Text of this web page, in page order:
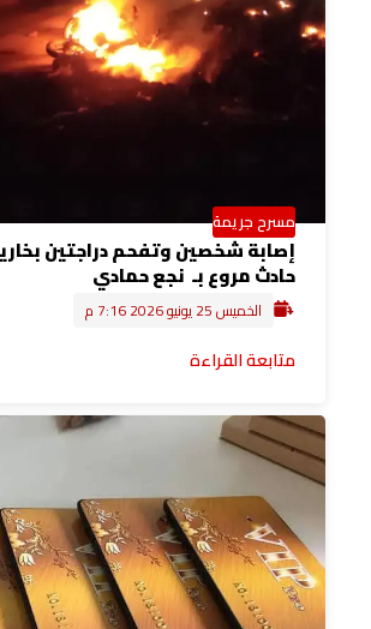
مسرح جريمة
إصابة شخصين وتفحم دراجتين
حادث مروع بـ نجع حمادي
الخميس 25 يونيو 2026 7:16 م
متابعة القراءة